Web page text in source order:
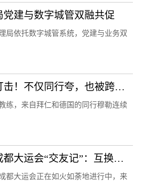
建与数字城管双融共促
局依托数字城管系统，党建与业务双
梅西在美国降维打击！不仅同行夸，也被跨界名人们歌颂！
练，来自拜仁和德国的同行穆勒连续
【成都大运会】成都大运会“交友记”：互换徽章成潮流
都大运会正在如火如荼地进行中，来